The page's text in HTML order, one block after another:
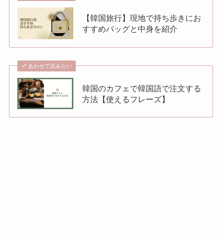
【韓国旅行】現地で持ち歩きにお
すすめバッグと中身を紹介
あわせて読みたい
韓国のカフェで韓国語で注文する
方法【使えるフレーズ】